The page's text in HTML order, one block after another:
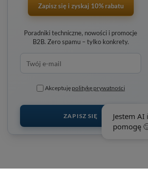
Zapisz się i zyskaj 10% rabatu
Poradniki techniczne, nowości i promocje
B2B. Zero spamu – tylko konkrety.
Akceptuję politykę prywatności
ZAPISZ SIĘ